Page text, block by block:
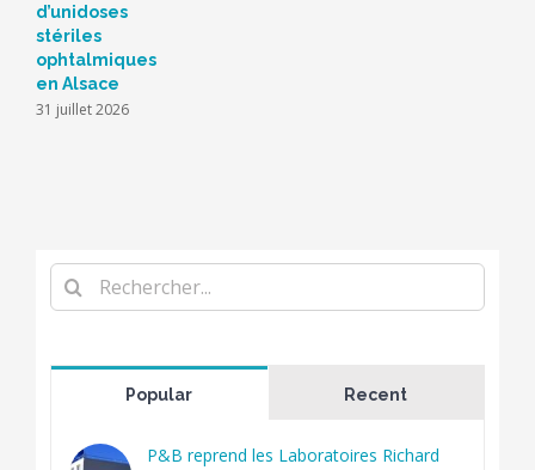
d’unidoses
stériles
ophtalmiques
en Alsace
31 juillet 2026
Rechercher
Popular Recent
P&B reprend les Laboratoires Richard